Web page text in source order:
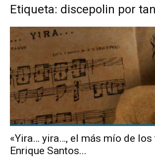
Etiqueta: discepolin por
«Yira… yira…, el más mío de los
Enrique Santos...